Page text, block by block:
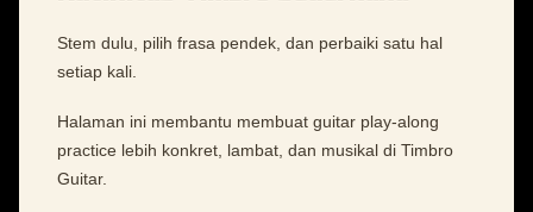
Stem dulu, pilih frasa pendek, dan perbaiki satu hal
setiap kali.
Halaman ini membantu membuat guitar play-along
practice lebih konkret, lambat, dan musikal di Timbro
Guitar.